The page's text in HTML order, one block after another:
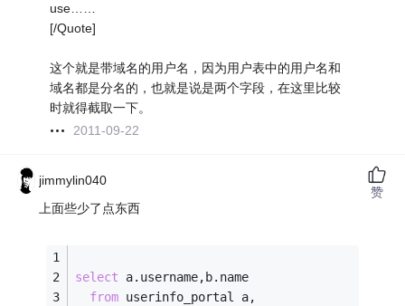
use……
[/Quote]
这个就是带域名的用户名，因为用户表中的用户名和
域名都是分名的，也就是说是两个字段，在这里比较
时就得截取一下。
2011-09-22
jimmylin040
上面些少了点东西
select a.username,b.name
from userinfo_portal a,
赞